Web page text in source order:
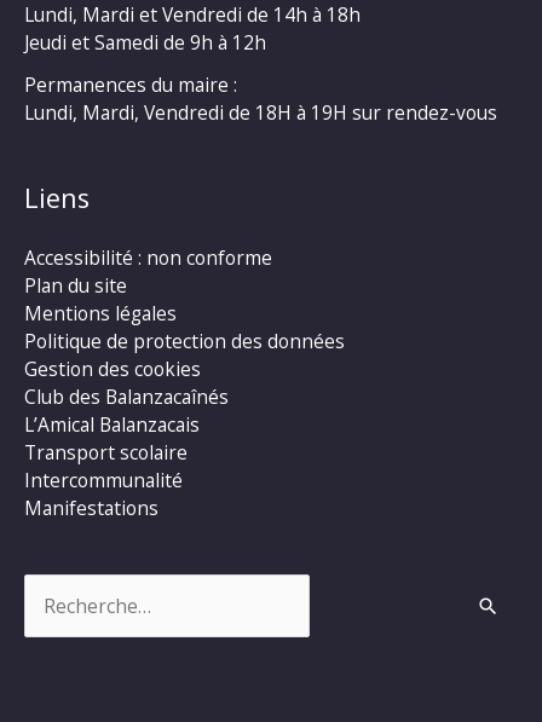
Lundi, Mardi et Vendredi de 14h à 18h
Jeudi et Samedi de 9h à 12h
Permanences du maire :
Lundi, Mardi, Vendredi de 18H à 19H sur rendez-vous
Liens
Accessibilité : non conforme
Plan du site
Mentions légales
Politique de protection des données
Gestion des cookies
Club des Balanzacaînés
L’Amical Balanzacais
Transport scolaire
Intercommunalité
Manifestations